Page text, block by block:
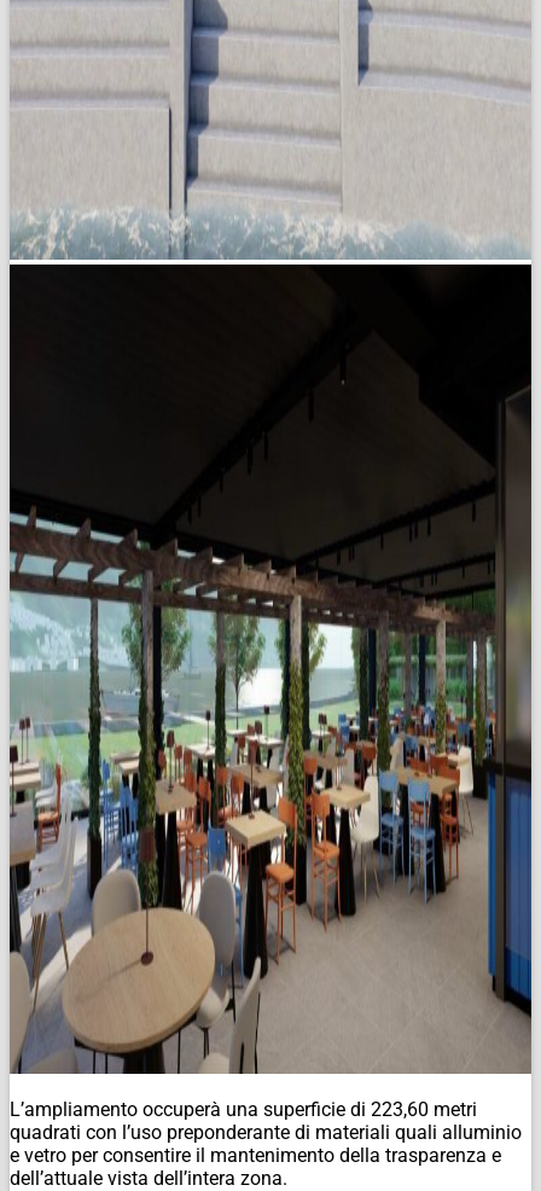
L’ampliamento occuperà una superficie di 223,60 metri
quadrati con l’uso preponderante di materiali quali alluminio
e vetro per consentire il mantenimento della trasparenza e
dell’attuale vista dell’intera zona.